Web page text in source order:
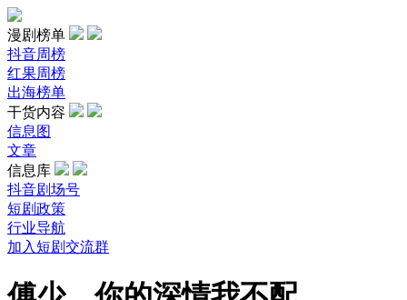
漫剧榜单
抖音周榜
红果周榜
出海榜单
干货内容
信息图
文章
信息库
抖音剧场号
短剧政策
行业导航
加入短剧交流群